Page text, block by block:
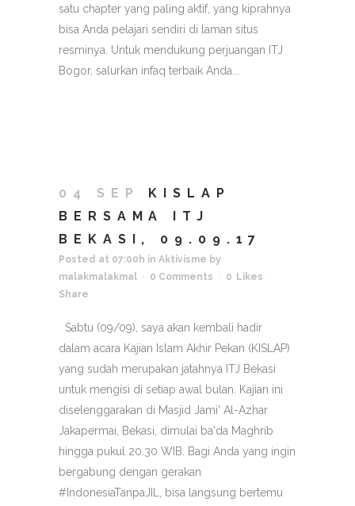
satu chapter yang paling aktif, yang kiprahnya
bisa Anda pelajari sendiri di laman situs
resminya. Untuk mendukung perjuangan ITJ
Bogor, salurkan infaq terbaik Anda...
04 SEP
KISLAP
BERSAMA ITJ
BEKASI, 09.09.17
Posted at 07:00h in Aktivisme by
malakmalakmal
0 Comments 0
Likes
Share
Sabtu (09/09), saya akan kembali hadir
dalam acara Kajian Islam Akhir Pekan (KISLAP)
yang sudah merupakan jatahnya ITJ Bekasi
untuk mengisi di setiap awal bulan. Kajian ini
diselenggarakan di Masjid Jami' Al-Azhar
Jakapermai, Bekasi, dimulai ba'da Maghrib
hingga pukul 20.30 WIB. Bagi Anda yang ingin
bergabung dengan gerakan
#IndonesiaTanpaJIL, bisa langsung bertemu